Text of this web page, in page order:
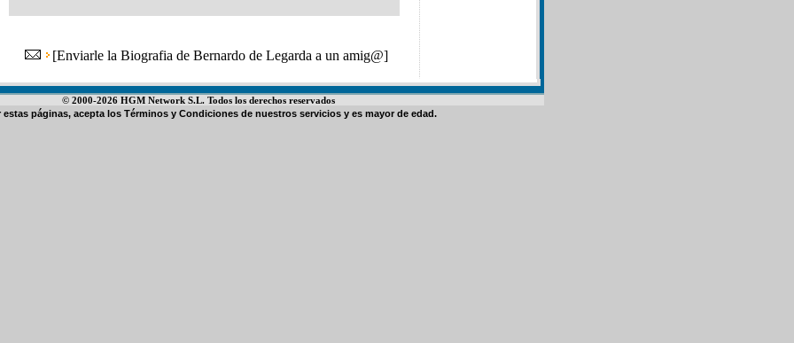
[Enviarle la Biografia de Bernardo de Legarda a un amig@]
© 2000-2026 HGM Network S.L. Todos los derechos reservados
estas páginas, acepta los Términos y Condiciones de nuestros servicios y es mayor de edad.